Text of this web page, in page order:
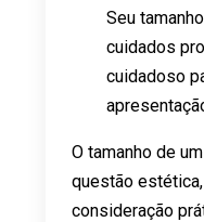
Seu
cuidados
cuidadoso
O tamanho de
questão
consideração